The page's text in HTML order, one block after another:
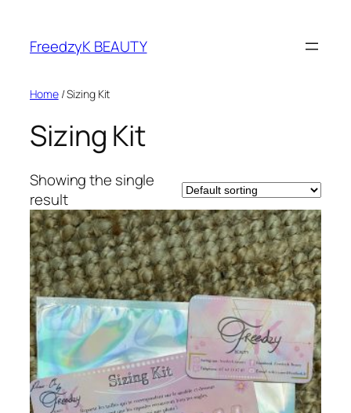
FreedzyK BEAUTY
Home/ Sizing Kit
Sizing Kit
Showing the single
result